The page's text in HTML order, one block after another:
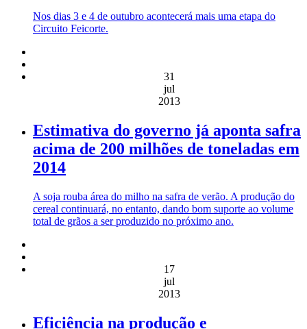
Nos dias 3 e 4 de outubro acontecerá mais uma etapa do
Circuito Feicorte.
31
jul
2013
Estimativa do governo já aponta safra
acima de 200 milhões de toneladas em
2014
A soja rouba área do milho na safra de verão. A produção do
cereal continuará, no entanto, dando bom suporte ao volume
total de grãos a ser produzido no próximo ano.
17
jul
2013
Eficiência na produção e